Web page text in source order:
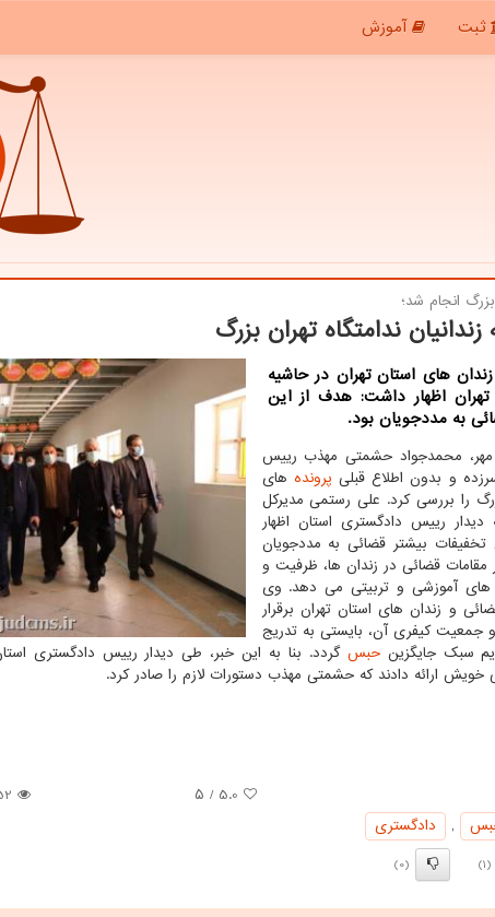
ثبت آموزش
انجام شد؛
ندامتگاه تهران بزرگ
های استان تهران در حاشیه
اظهار داشت: هدف از این
به مددجویان بود.
محمدجواد حشمتی مهذب رییس
و بدون اطلاع قبلی پرونده های
را بررسی کرد. علی رستمی مدیرکل
رییس دادگستری استان اظهار
بیشتر قضائی به مددجویان
قضائی در زندان ها، ظرفیت و
های آموزشی و تربیتی می دهد. وی
و زندان های استان تهران برقرار
کیفری آن، بایستی به تدریج
سبک جایگزینحبس گردد. بنا به این خبر، طی دیدار رییس دادگستری
خویش ارائه دادند که حشمتی مهذب دستورات لازم را صادر کرد.
5.0 / ۵
,
دادگستری
(1)
(0)